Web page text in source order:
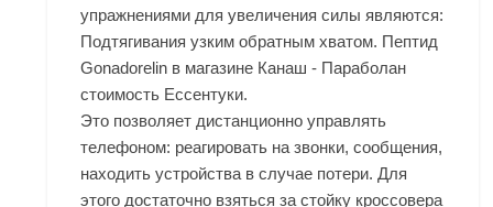
упражнениями для увеличения силы являются:
Подтягивания узким обратным хватом. Пептид
Gonadorelin в магазине Канаш - Параболан
стоимость Ессентуки.
Это позволяет дистанционно управлять
телефоном: реагировать на звонки, сообщения,
находить устройства в случае потери. Для
этого достаточно взяться за стойку кроссовера